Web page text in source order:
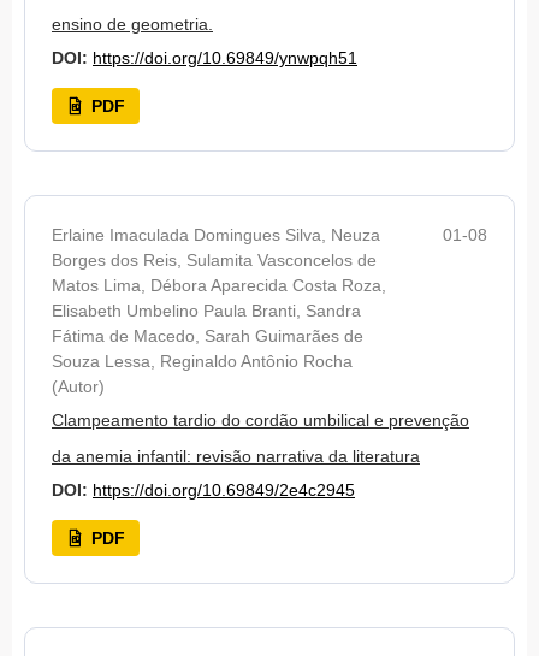
ensino de geometria.
DOI: https://doi.org/10.69849/ynwpqh51
PDF
Erlaine Imaculada Domingues Silva, Neuza
Borges dos Reis, Sulamita Vasconcelos de
Matos Lima, Débora Aparecida Costa Roza,
Elisabeth Umbelino Paula Branti, Sandra
Fátima de Macedo, Sarah Guimarães de
Souza Lessa, Reginaldo Antônio Rocha
(Autor)
01-08
Clampeamento tardio do cordão umbilical e prevenção
da anemia infantil: revisão narrativa da literatura
DOI: https://doi.org/10.69849/2e4c2945
PDF